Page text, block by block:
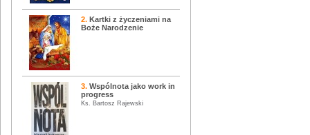
2. Kartki z życzeniami na
Boże Narodzenie
3. Wspólnota jako work in
progress
Ks. Bartosz Rajewski